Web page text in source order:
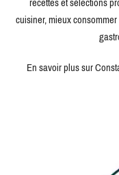
cuisiner, mieux
En savoir plus sur